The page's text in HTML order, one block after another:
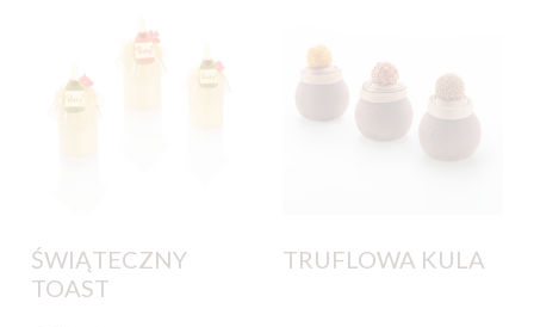
ŚWIĄTECZNY
TOAST
TRUFLOWA KULA